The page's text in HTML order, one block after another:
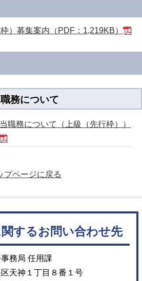
）募集案内（PDF：1,219KB）
務について
職務について（上級（先行枠））
ページに戻る
するお問い合わせ先
務局 任用課
天神１丁目８番１号